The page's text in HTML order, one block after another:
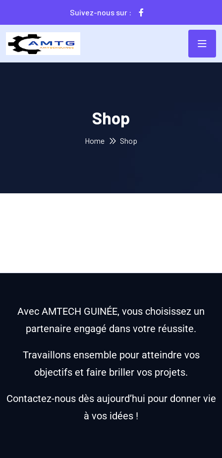
Suivez-nous sur :
Shop
Home Shop
Avec AMTECH GUINÉE, vous choisissez un
partenaire engagé dans votre réussite.
Travaillons ensemble pour atteindre vos
objectifs et faire briller vos projets.
Contactez-nous dès aujourd’hui pour donner vie
à vos idées !